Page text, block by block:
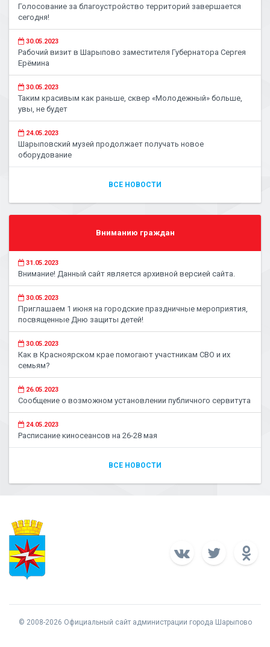
Голосование за благоустройство территорий завершается
сегодня!
30.05.2023
Рабочий визит в Шарыпово заместителя Губернатора Сергея
Ерёмина
30.05.2023
Таким красивым как раньше, сквер «Молодежный» больше,
увы, не будет
24.05.2023
Шарыповский музей продолжает получать новое
оборудование
ВСЕ НОВОСТИ
Вниманию граждан
31.05.2023
Внимание! Данный сайт является архивной версией сайта.
30.05.2023
Приглашаем 1 июня на городские праздничные мероприятия,
посвященные Дню защиты детей!
30.05.2023
Как в Красноярском крае помогают участникам СВО и их
семьям?
26.05.2023
Сообщение о возможном установлении публичного сервитута
24.05.2023
Расписание киносеансов на 26-28 мая
ВСЕ НОВОСТИ
© 2008-2026 Официальный сайт администрации города Шарыпово